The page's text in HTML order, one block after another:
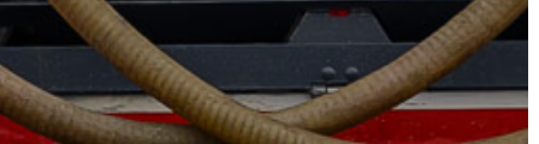
FEJLESZTÉSEK
KÖRNYEZETVÉDELEM
TELEPÜLÉSRENDEZÉS